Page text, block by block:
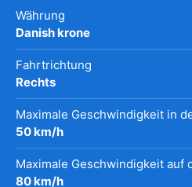
Währung
Danish krone
Fahrtrichtung
Rechts
Maximale Geschwindigkeit in
50 km/h
Maximale Geschwindigkeit auf
80 km/h